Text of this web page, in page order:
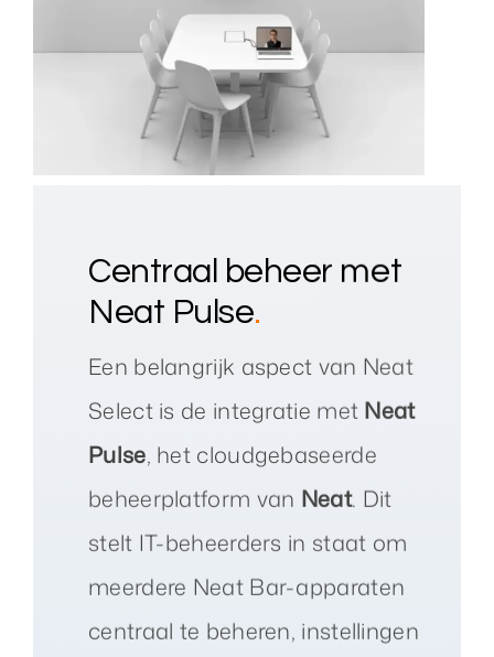
Centraal beheer met
Neat Pulse.
Een belangrijk aspect van Neat
Select is de integratie met Neat
Pulse, het cloudgebaseerde
beheerplatform van Neat. Dit
stelt IT-beheerders in staat om
meerdere Neat Bar-apparaten
centraal te beheren, instellingen